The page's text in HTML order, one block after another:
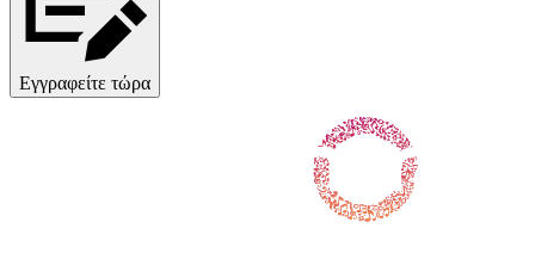
Εγγραφείτε τώρα